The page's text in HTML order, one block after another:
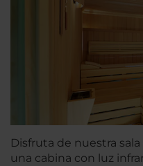
Disfruta de nuestra
una cabina con luz